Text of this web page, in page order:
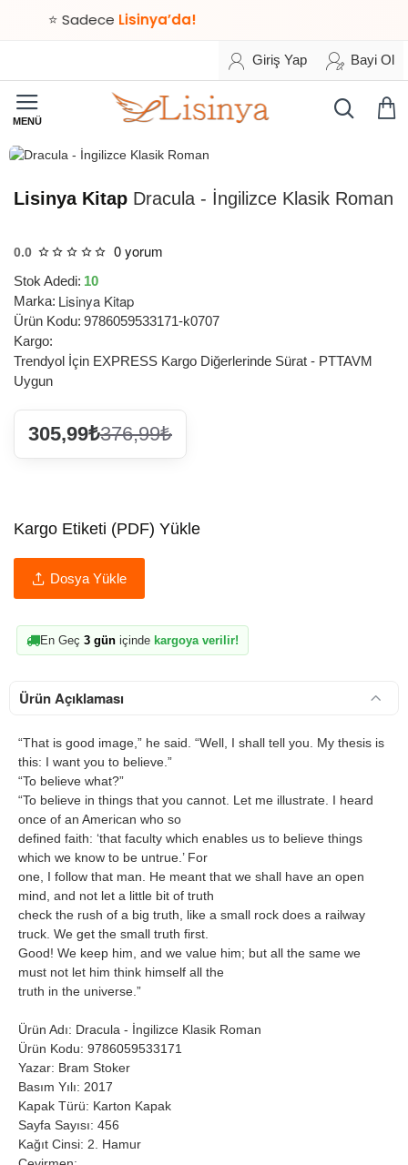
⭐ SadeceLisinya’da!
Giriş Yap Bayi Ol
Lisinya Kitap Dracula - İngilizce Klasik Roman
0.0 0 yorum
Stok Adedi: 10
Marka: Lisinya Kitap
Ürün Kodu: 9786059533171-k0707
Kargo:
Trendyol İçin EXPRESS Kargo Diğerlerinde Sürat - PTTAVM
Uygun
305,99₺376,99₺
Kargo Etiketi (PDF) Yükle
Dosya Yükle
En Geç 3 gün içinde kargoya verilir!
Ürün Açıklaması
“That is good image,” he said. “Well, I shall tell you. My thesis is
this: I want you to believe.”
“To believe what?”
“To believe in things that you cannot. Let me illustrate. I heard
once of an American who so
defined faith: ‘that faculty which enables us to believe things
which we know to be untrue.’ For
one, I follow that man. He meant that we shall have an open
mind, and not let a little bit of truth
check the rush of a big truth, like a small rock does a railway
truck. We get the small truth first.
Good! We keep him, and we value him; but all the same we
must not let him think himself all the
truth in the universe.”
Ürün Adı: Dracula - İngilizce Klasik Roman
Ürün Kodu: 9786059533171
Yazar: Bram Stoker
Basım Yılı: 2017
Kapak Türü: Karton Kapak
Sayfa Sayısı: 456
Kağıt Cinsi: 2. Hamur